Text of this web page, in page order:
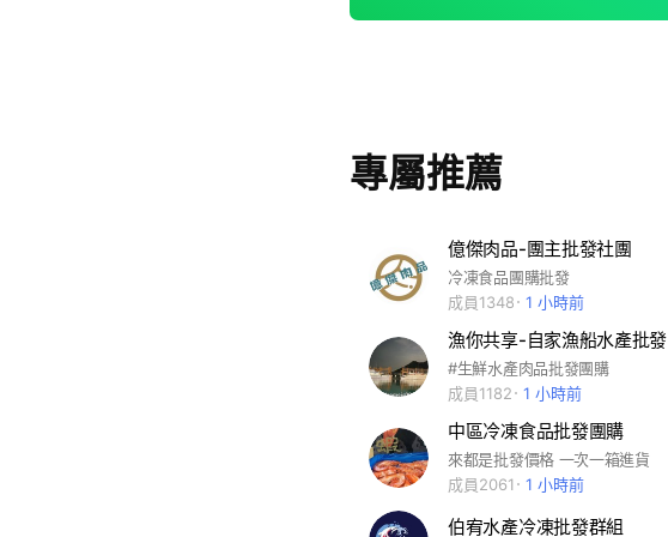
專屬推薦
億傑肉品-團主批發社團
冷凍食品團購批發
成員1348
1 小時前
漁你共享-自家漁船水產批發
#生鮮水產肉品批發團購
成員1182
1 小時前
中區冷凍食品批發團購
來都是批發價格 一次一箱進貨
成員2061
1 小時前
伯宥水產冷凍批發群組